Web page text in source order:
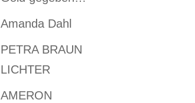
Amanda Dahl
PETRA BRAUN
LICHTER
AMERON